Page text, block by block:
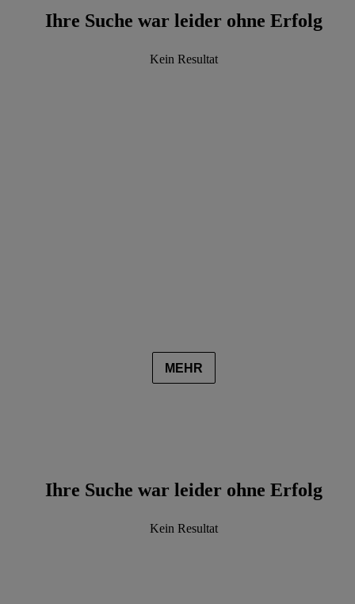
Ihre Suche war leider ohne Erfolg
Kein Resultat
MEHR
Ihre Suche war leider ohne Erfolg
Kein Resultat